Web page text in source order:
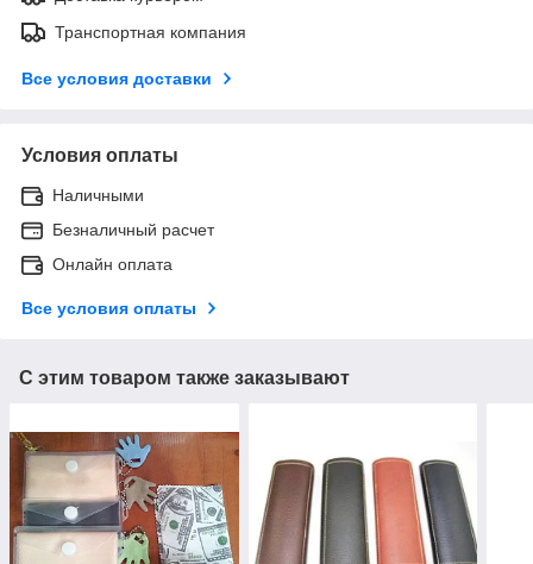
Транспортная компания
Все условия доставки
Условия оплаты
Наличными
Безналичный расчет
Онлайн оплата
Все условия оплаты
С этим товаром также заказывают